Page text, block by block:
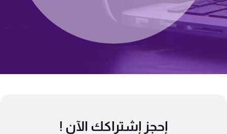
إحجز إشتراكك الآن !